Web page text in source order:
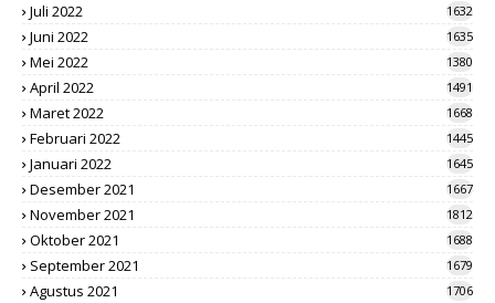
Juli 2022 1632
Juni 2022 1635
Mei 2022 1380
April 2022 1491
Maret 2022 1668
Februari 2022 1445
Januari 2022 1645
Desember 2021 1667
November 2021 1812
Oktober 2021 1688
September 2021 1679
Agustus 2021 1706